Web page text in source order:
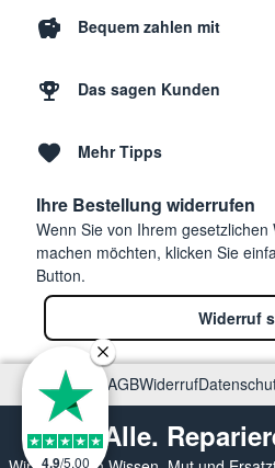
Bequem zahlen mit
Das sagen Kunden
Mehr Tipps
Ihre Bestellung widerrufen
Wenn Sie von Ihrem
machen möchten, klicken Sie
Button.
Widerruf
ImpressumAGBWiderruf
Alle.
4.9/5.00